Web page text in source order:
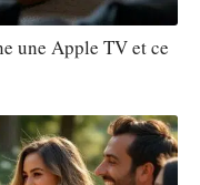
une Apple TV et ce